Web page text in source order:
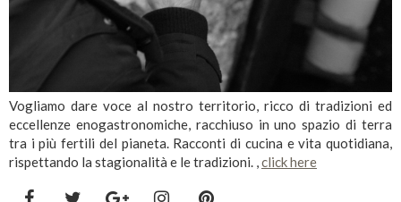
Vogliamo dare voce al nostro territorio, ricco di tradizioni ed
eccellenze enogastronomiche, racchiuso in uno spazio di terra
tra i più fertili del pianeta. Racconti di cucina e vita quotidiana,
rispettando la stagionalità e le tradizioni. ,click here